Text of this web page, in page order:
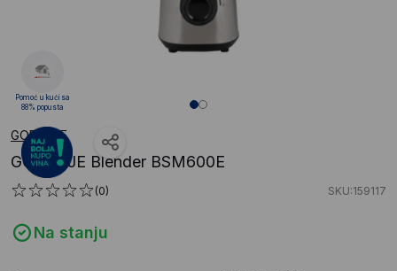
GORENJE
GORENJE Blender BSM600E
(0) SKU:159117
Na stanju
Pomoć u kući sa
88% popusta